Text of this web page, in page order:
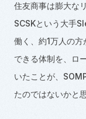
住友商事は膨大な
SCSKという大手
働く、約1万人の方
できる体制を、ロ
いたことが、
たのではないかと